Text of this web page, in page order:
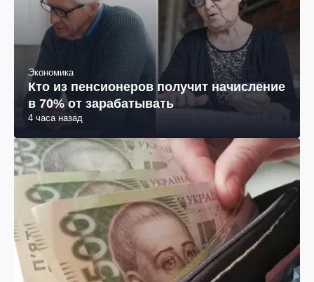
Экономика
Кто из пенсионеров получит начисление
в 70% от зарабатывать
4 часа назад